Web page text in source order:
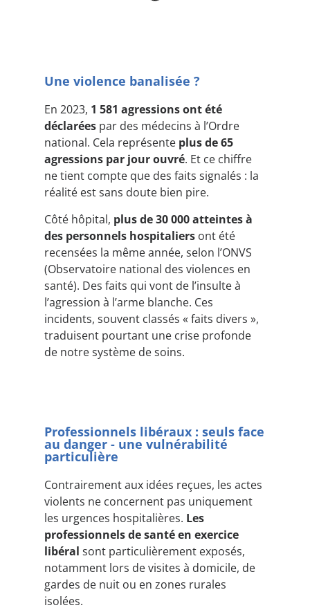
Une violence banalisée ?
En 2023, 1 581 agressions ont été
déclarées par des médecins à l’Ordre
national. Cela représente plus de 65
agressions par jour ouvré. Et ce chiffre
ne tient compte que des faits signalés : la
réalité est sans doute bien pire.
Côté hôpital, plus de 30 000 atteintes à
des personnels hospitaliers ont été
recensées la même année, selon l’ONVS
(Observatoire national des violences en
santé). Des faits qui vont de l’insulte à
l’agression à l’arme blanche. Ces
incidents, souvent classés « faits divers »,
traduisent pourtant une crise profonde
de notre système de soins.
Professionnels libéraux : seuls face
au danger - une vulnérabilité
particulière
Contrairement aux idées reçues, les actes
violents ne concernent pas uniquement
les urgences hospitalières. Les
professionnels de santé en exercice
libéral sont particulièrement exposés,
notamment lors de visites à domicile, de
gardes de nuit ou en zones rurales
isolées.